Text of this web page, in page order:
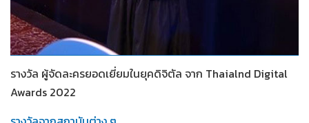
2565
รางวัล ผู้จัดละครยอดเยี่ยมในยุคดิจิตัล จาก Thaialnd Digital
Awards 2022